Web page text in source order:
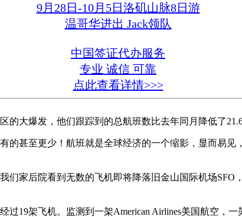
9月28日-10月5日洛矶山脉8日游
温哥华进出 Jack领队
中国签证代办服务
专业 诚信 可靠
点此查看详情>>>
大爆发，他们跟踪到的总航班数比去年同月降低了
的甚至更少！航班就是全球经济的一个缩影，显而易
们家后院看到无数的飞机即将降落旧金山国际机场
19架飞机。监测到一架American Airlines美国航空，一